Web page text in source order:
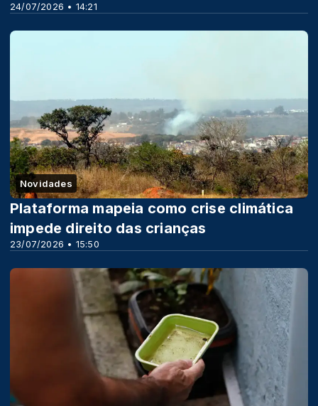
24/07/2026 • 14:21
Novidades
23/07/2026 • 15:50
Plataforma mapeia como crise climática
impede direito das crianças